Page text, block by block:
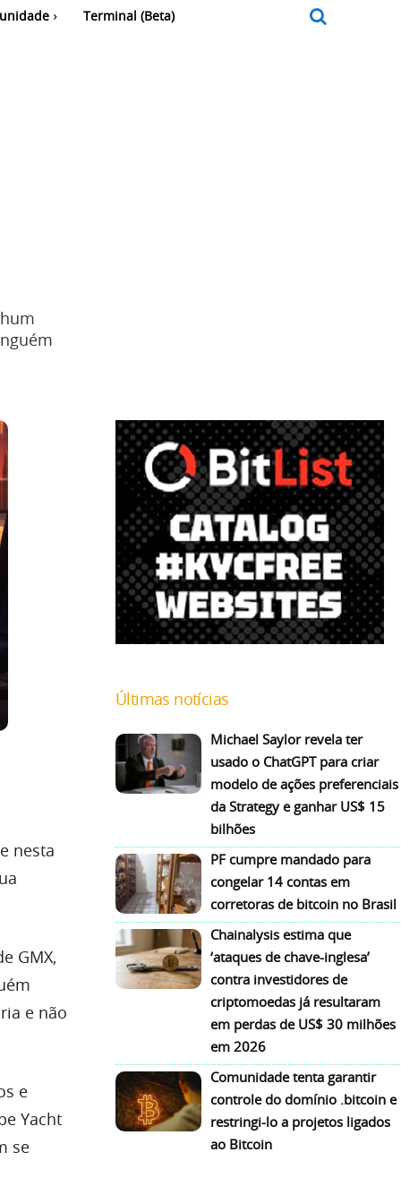
Terminal (Beta)
nesta
GMX,
e não
e
Yacht
se
Últimas notícias
Michael Saylor revela ter
usado o ChatGPT para criar
modelo de ações preferenciais
da Strategy e ganhar US$ 15
bilhões
PF cumpre mandado para
congelar 14 contas em
corretoras de bitcoin no Brasil
Chainalysis estima que
‘ataques de chave-inglesa’
contra investidores de
criptomoedas já resultaram
em perdas de US$ 30 milhões
em 2026
Comunidade tenta garantir
controle do domínio .bitcoin e
restringi-lo a projetos ligados
ao Bitcoin